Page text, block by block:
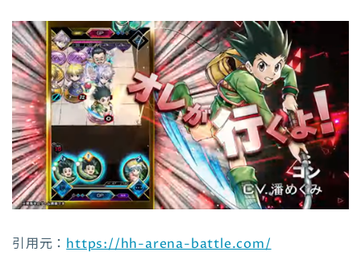
引用元： https://hh-arena-battle.com/